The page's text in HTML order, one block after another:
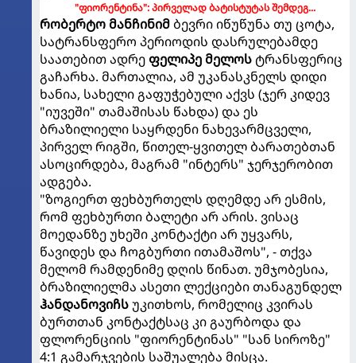
"ფიორენტინა": პირველად ბატისტუტას შემდეგ...
რობერტო მანჩინიმბევრი იწუწუნა თუ ცოტა,
სატრანსფერო პერიოდის დასრულებამდე
საათებით ადრე ფელიპე მელოსტრანსფერიც
გაჩარხა. მართალია, ამ უკანასკნელს დიდი
ხანია, სახელი გაფუჭებული აქვს (ჯერ კიდევ
"იუვეში" თამაშისას წახდა) და ეს
ბრაზილიელი საყრდენი ნახევარმცველი,
პირველ რიგში, წითელ-ყვითელ ბარათებთან
ასოცირდება, მაგრამ "ინტერს" ჯერჯერობით
ადგება.
"ზოგიერთ ფეხბურთელს დღემდე არ ესმის,
რომ ფეხბურთი ბალეტი არ არის. ვისაც
მოედანზე უხეში კონტაქტი არ უყვარს,
წავიდეს და ჩოგბურთი ითამაშოს", - თქვა
მელომ რამდენიმე დღის წინათ. უმჯობესია,
ბრაზილიელმა ასეთი ლექციები თანაგუნდელ
ჰანდანოვიჩსუკითხოს, რომელიც კვირას
ბურთთან კონტაქტსაც კი გაურბოდა და
ფლორენციის "ფიორენტინას" "სან სიროზე"
4:1 გამარჯვების საშუალება მისცა.